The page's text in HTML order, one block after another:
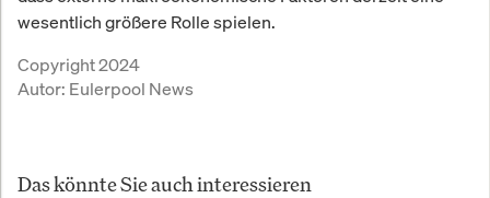
wesentlich größere Rolle spielen.
Copyright 2024
Autor: Eulerpool News
Das könnte Sie auch interessieren